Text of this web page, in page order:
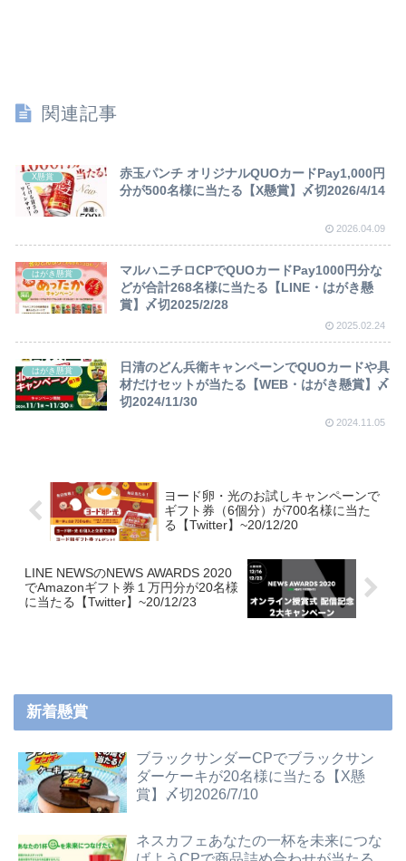
関連記事
X懸賞
赤玉パンチ オリジナルQUOカードPay1,000円
分が500名様に当たる【X懸賞】〆切2026/4/14
2026.04.09
はがき懸賞
マルハニチロCPでQUOカードPay1000円分な
どが合計268名様に当たる【LINE・はがき懸
賞】〆切2025/2/28
2025.02.24
はがき懸賞
日清のどん兵衛キャンペーンでQUOカードや具
材だけセットが当たる【WEB・はがき懸賞】〆
切2024/11/30
2024.11.05
ヨード卵・光のお試しキャンペーンで
ギフト券（6個分）が700名様に当た
る【Twitter】~20/12/20
LINE NEWSのNEWS AWARDS 2020
でAmazonギフト券１万円分が20名様
に当たる【Twitter】~20/12/23
新着懸賞
ブラックサンダーCPでブラックサン
ダーケーキが20名様に当たる【X懸
賞】〆切2026/7/10
ネスカフェあなたの一杯を未来につな